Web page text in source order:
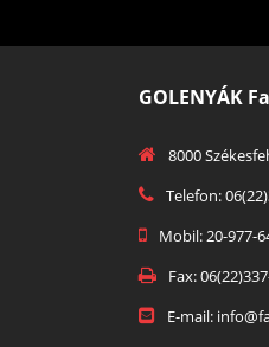
GOLENYÁK
8000
Telefon:
Mobil: 20-977-
Fax:
E-mail: